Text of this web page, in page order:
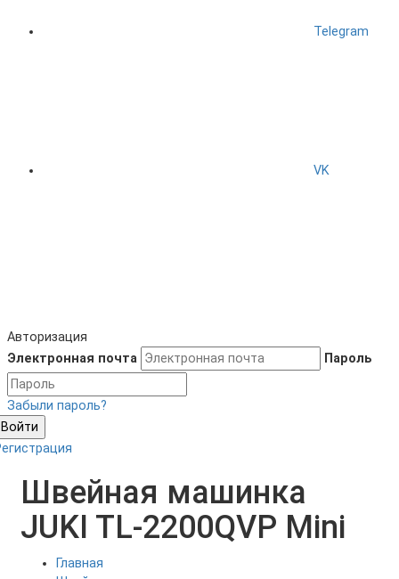
Telegram
VK
Авторизация
Электронная почта
Пароль
Забыли пароль?
Войти
Швейная машинка
JUKI TL-2200QVP Mini
Главная